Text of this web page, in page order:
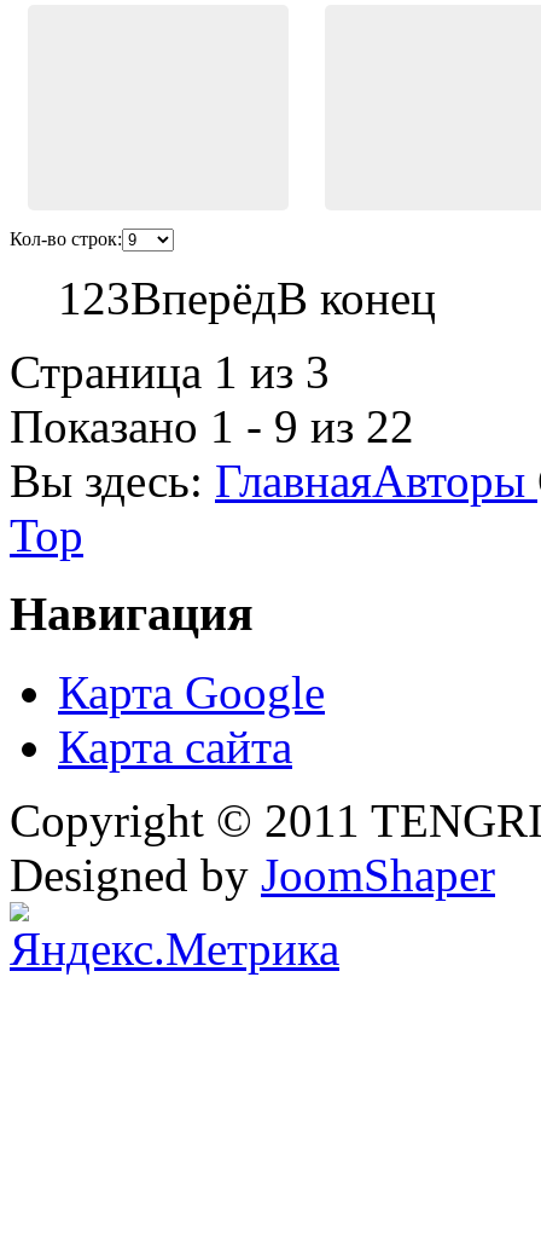
Кол-во строк:
123ВперёдВ конец
Страница 1 из 3
Показано 1 - 9 из 22
Вы здесь: ГлавнаяАвторы
Top
Навигация
Карта Google
Карта сайта
Copyright © 2011
Designed by JoomShaper